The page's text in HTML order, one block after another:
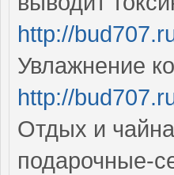
http://
Увлажнение
http://
Отдых и
подарочные-